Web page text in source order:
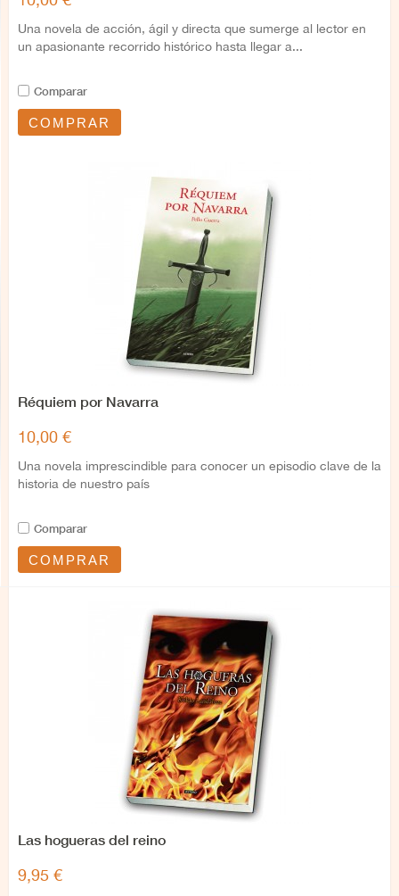
Una novela de acción, ágil y directa que sumerge al lector en
un apasionante recorrido histórico hasta llegar a...
Comparar
COMPRAR
Réquiem por Navarra
10,00 €
Una novela imprescindible para conocer un episodio clave de la
historia de nuestro país
Comparar
COMPRAR
Las hogueras del reino
9,95 €